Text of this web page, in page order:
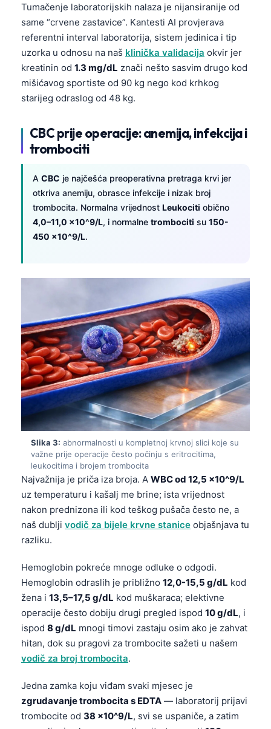
Tumačenje laboratorijskih nalaza je nijansiranije od
same “crvene zastavice”. Kantesti AI provjerava
referentni interval laboratorija, sistem jedinica i tip
uzorka u odnosu na naš klinička validacija okvir jer
kreatinin od 1.3 mg/dL znači nešto sasvim drugo kod
mišićavog sportiste od 90 kg nego kod krhkog
starijeg odraslog od 48 kg.
CBC prije operacije: anemija, infekcija i
trombociti
A CBC je najčešća preoperativna pretraga krvi jer
otkriva anemiju, obrasce infekcije i nizak broj
trombocita. Normalna vrijednost Leukociti obično
4,0–11,0 x10^9/L, i normalne trombociti su 150-
450 x10^9/L.
Slika 3: abnormalnosti u kompletnoj krvnoj slici koje su
važne prije operacije često počinju s eritrocitima,
leukocitima i brojem trombocita
Najvažnija je priča iza broja. A WBC od 12,5 x10^9/L
uz temperaturu i kašalj me brine; ista vrijednost
nakon prednizona ili kod teškog pušača često ne, a
naš dublji vodič za bijele krvne stanice objašnjava tu
razliku.
Hemoglobin pokreće mnoge odluke o odgodi.
Hemoglobin odraslih je približno 12,0-15,5 g/dL kod
žena i 13,5–17,5 g/dL kod muškaraca; elektivne
operacije često dobiju drugi pregled ispod 10 g/dL, i
ispod 8 g/dL mnogi timovi zastaju osim ako je zahvat
hitan, dok su pragovi za trombocite sažeti u našem
vodič za broj trombocita.
Jedna zamka koju viđam svaki mjesec je
zgrudavanje trombocita s EDTA — laboratorij prijavi
trombocite od 38 x10^9/L, svi se uspaniče, a zatim